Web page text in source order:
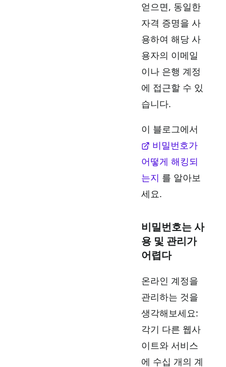
얻으면, 동일한
자격 증명을 사
용하여 해당 사
용자의 이메일
이나 은행 계정
에 접근할 수 있
습니다.
이 블로그에서
비밀번호가
어떻게 해킹되
는지 를 알아보
세요.
비밀번호는 사
용 및 관리가
어렵다
온라인 계정을
관리하는 것을
생각해보세요:
각기 다른 웹사
이트와 서비스
에 수십 개의 계